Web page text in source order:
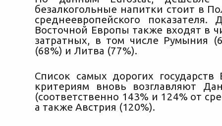
безалкогольные напитки стоит в
среднеевропейского показателя.
Восточной Европы также входят в
затратных, в том числе Румыния
(68%) и Литва (77%).
Список самых дорогих
критериям вновь возглавляют
(соответственно 143% и 124% от
а также Австрия (120%).